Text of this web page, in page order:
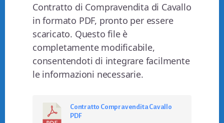
Contratto di Compravendita di Cavallo
in formato PDF, pronto per essere
scaricato. Questo file è
completamente modificabile,
consentendoti di integrare facilmente
le informazioni necessarie.
Contratto Compravendita Cavallo
PDF